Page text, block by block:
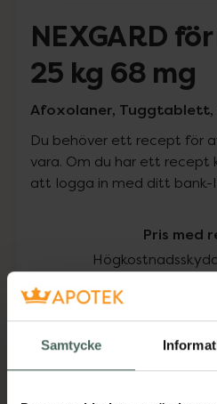
Samtycke
NEXGARD
25 kg 68 mg
Afoxolaner,
Du behöver ett recept för
vara. Om du har ett recept
att logga in med ditt bank-
Pris med
I apotek: